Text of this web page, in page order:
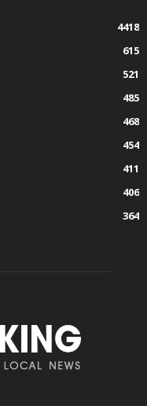
4418
615
521
485
468
454
411
406
364